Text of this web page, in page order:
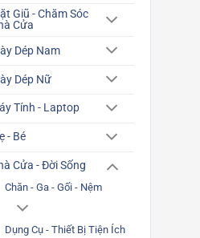
Giũ - Chăm Sóc
Cửa
Dép Nam
Dép Nữ
Tính - Laptop
- Bé
Cửa - Đời Sống
Chăn - Ga - Gối - Nệm
Dụng Cụ - Thiết Bị Tiện Ích